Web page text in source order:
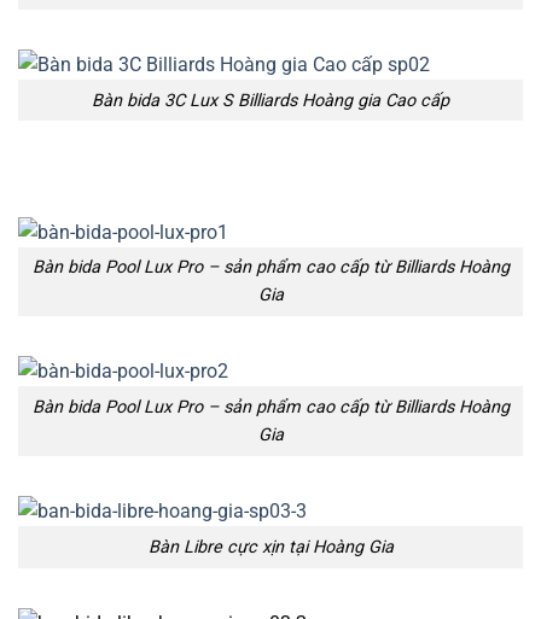
Bàn bida 3C Lux S Billiards Hoàng gia Cao cấp
Bàn bida Pool Lux Pro – sản phẩm cao cấp từ Billiards Hoàng
Gia
Bàn bida Pool Lux Pro – sản phẩm cao cấp từ Billiards Hoàng
Gia
Bàn Libre cực xịn tại Hoàng Gia